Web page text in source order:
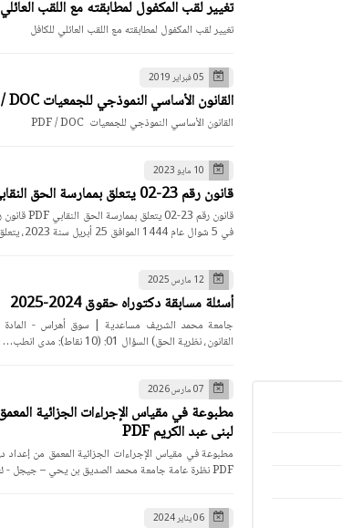
تغيير لقب المكفول لمطابقته مع اللقب
تغيير لقب المكفول لمطابقته مع اللقب العائلي للكافل
05 فبراير 2019
القانون الأساسي النموذجي للجمعيات PDF / DOC
القانون الأساسي النموذجي للجمعيات PDF / DOC
10 مايو 2023
قانون رقم 23-02 يتعلق بممارسة الحق النقابي PDF
في 5 شوال عام 1444 الموافق 25 أبريل سنة 2023، يتعلق…
12 مارس 2025
أسئلة مسابقة دكتوراه حقوق 2024-2025
جامعة محمد الشريف مساعدية | سوق أهراس - المادة
القانون، نظرية الحق) السؤال 01: (10 نقاط): مدى انطب…
07 مارس 2026
مطبوعة في مقياس الإجراءات الجزائية
لبنى عبد الكريم PDF
مطبوعة في مقياس الإجراءات الجزائية المعمق من إعداد
PDF نظرة عامة جامعة محمد الصديق بن يحي – جيجل - ك…
06 يناير 2024